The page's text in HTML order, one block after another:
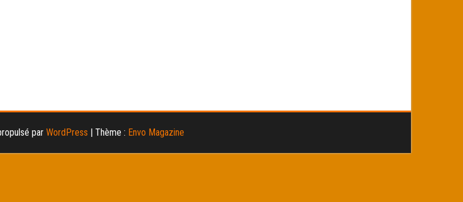
par WordPress | Thème : Envo Magazine